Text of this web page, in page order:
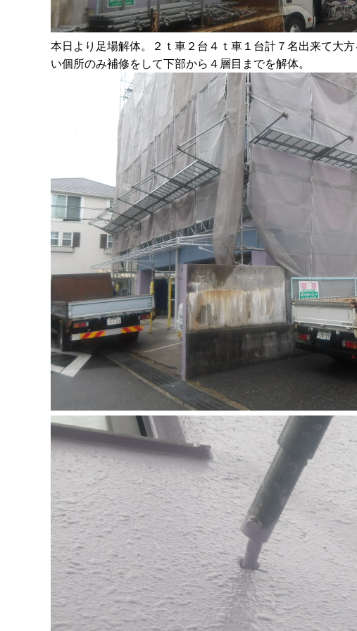
本日より足場解体。２ｔ車２台４ｔ車１台計７名出来て大
い個所のみ補修をして下部から４層目までを解体。